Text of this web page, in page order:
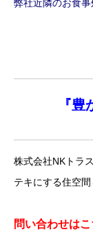
弊社近隣のお食事
『豊
株式会社NKトラ
テキにする住空間
問い合わせは